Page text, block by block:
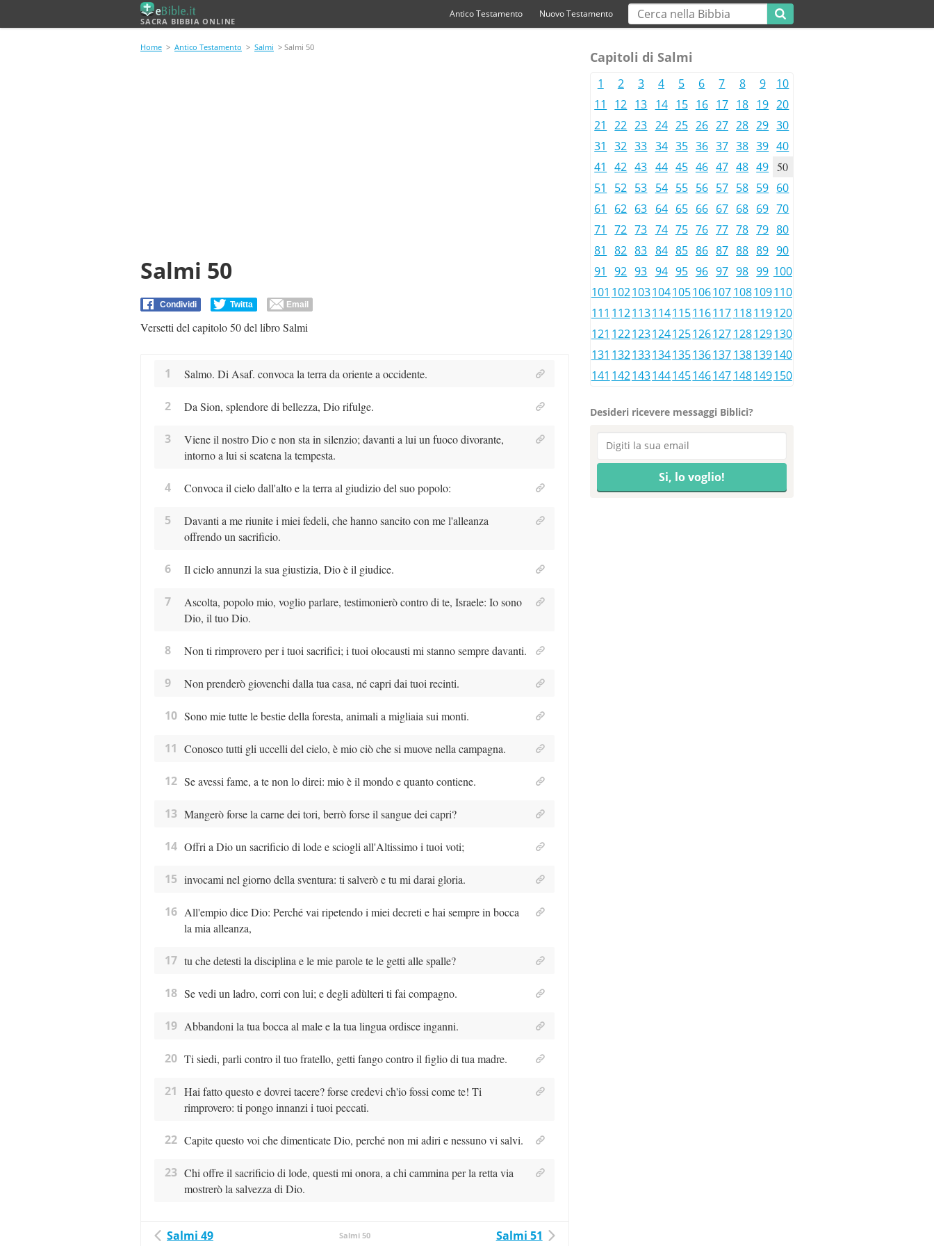
SACRA BIBBIA ONLINE
Antico Testamento Nuovo Testamento
Home > Antico Testamento > Salmi > Salmi 50
Salmi 50
Condividi Twitta Email
Versetti del capitolo 50 del libro Salmi
1 Salmo. Di Asaf. convoca la terra da oriente a occidente.
2 Da Sion, splendore di bellezza, Dio rifulge.
3
Viene il nostro Dio e non sta in silenzio; davanti a lui un fuoco divorante,
intorno a lui si scatena la tempesta.
4 Convoca il cielo dall'alto e la terra al giudizio del suo popolo:
5
Davanti a me riunite i miei fedeli, che hanno sancito con me l'alleanza
offrendo un sacrificio.
6 Il cielo annunzi la sua giustizia, Dio è il giudice.
7
Ascolta, popolo mio, voglio parlare, testimonierò contro di te, Israele: Io sono
Dio, il tuo Dio.
8 Non ti rimprovero per i tuoi sacrifici; i tuoi olocausti mi stanno sempre davanti.
9 Non prenderò giovenchi dalla tua casa, né capri dai tuoi recinti.
10 Sono mie tutte le bestie della foresta, animali a migliaia sui monti.
11 Conosco tutti gli uccelli del cielo, è mio ciò che si muove nella campagna.
12 Se avessi fame, a te non lo direi: mio è il mondo e quanto contiene.
13 Mangerò forse la carne dei tori, berrò forse il sangue dei capri?
14 Offri a Dio un sacrificio di lode e sciogli all'Altissimo i tuoi voti;
15 invocami nel giorno della sventura: ti salverò e tu mi darai gloria.
16 All'empio dice Dio: Perché vai ripetendo i miei decreti e hai sempre in bocca
la mia alleanza,
17 tu che detesti la disciplina e le mie parole te le getti alle spalle?
18 Se vedi un ladro, corri con lui; e degli adùlteri ti fai compagno.
19 Abbandoni la tua bocca al male e la tua lingua ordisce inganni.
20 Ti siedi, parli contro il tuo fratello, getti fango contro il figlio di tua madre.
21 Hai fatto questo e dovrei tacere? forse credevi ch'io fossi come te! Ti
rimprovero: ti pongo innanzi i tuoi peccati.
22 Capite questo voi che dimenticate Dio, perché non mi adiri e nessuno vi salvi.
23 Chi offre il sacrificio di lode, questi mi onora, a chi cammina per la retta via
mostrerò la salvezza di Dio.
Salmi 49 Salmi 50 Salmi 51
Capitoli di Salmi
1 2 3 4 5 6 7 8 9
10
11
12 13 14 15 16 17 18 19 20
21
22 23 24 25 26 27 28 29 30
31
32 33 34 35 36 37 38 39 40
41
42 43 44 45 46 47 48 49 50
51 52 53 54 55 56 57 58 59 60
61
62 63 64 65 66 67 68 69 70
71
72 73 74 75 76 77 78 79 80
81
82 83 84 85 86 87 88 89 90
91
92 93 94 95 96 97 98 99 100
101 102103104105106107108109110
111 112113114115116117118119120
121 122123124125126127128129130
131 132133134135136137138139140
141 142143144145146147148149150
Desideri ricevere messaggi Biblici?